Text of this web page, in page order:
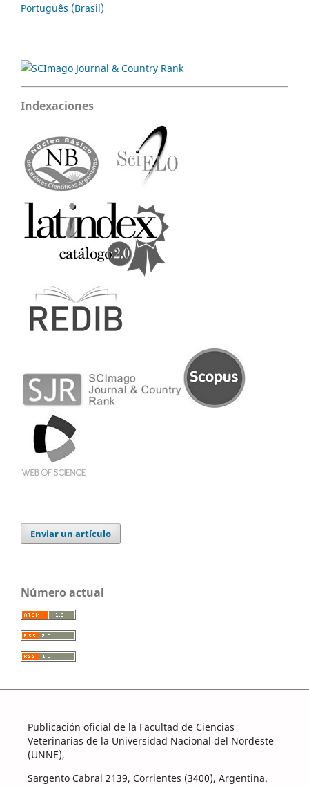
Português (Brasil)
Indexaciones
Enviar un artículo
Número actual
Publicación oficial de la Facultad de Ciencias
Veterinarias de la Universidad Nacional del Nordeste
(UNNE),
Sargento Cabral 2139, Corrientes (3400), Argentina.